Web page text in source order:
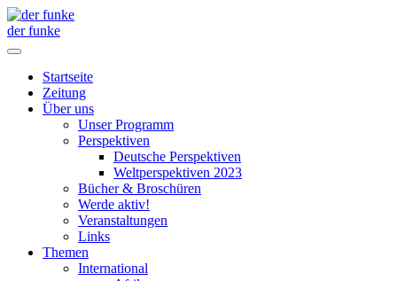
der funke
Startseite
Zeitung
Über uns
Unser Programm
Perspektiven
Deutsche Perspektiven
Weltperspektiven 2023
Bücher & Broschüren
Werde aktiv!
Veranstaltungen
Links
Themen
International